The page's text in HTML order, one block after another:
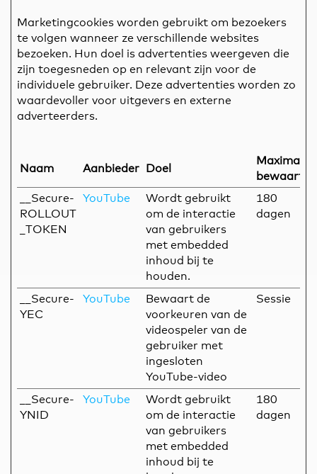
Marketingcookies worden gebruikt om bezoekers
te volgen wanneer ze verschillende websites
bezoeken. Hun doel is advertenties weergeven die
zijn toegesneden op en relevant zijn voor de
individuele gebruiker. Deze advertenties worden zo
waardevoller voor uitgevers en externe
adverteerders.
Naam Aanbieder Doel
Maximale
__Secure-
ROLLOUT
_TOKEN
YouTube
Wordt gebruikt
om de interactie
van gebruikers
met embedded
inhoud bij te
houden.
180
dagen
__Secure-
YEC
YouTube
Bewaart de
voorkeuren van de
videospeler van de
gebruiker met
ingesloten
YouTube-video
Sessie
__Secure-
YNID
YouTube
Wordt gebruikt
om de interactie
van gebruikers
met embedded
inhoud bij te
180
dagen